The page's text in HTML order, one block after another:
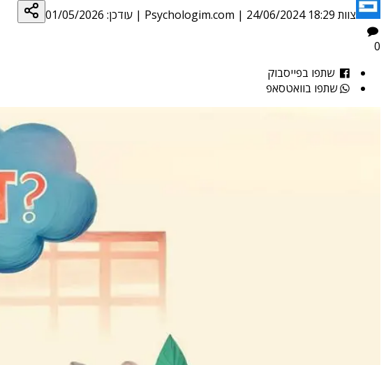
צוות Psychologim.com | 24/06/2024 18:29 | עודכן: 01/05/2026
0
שתפו בפייסבוק
שתפו בוואטסאפ